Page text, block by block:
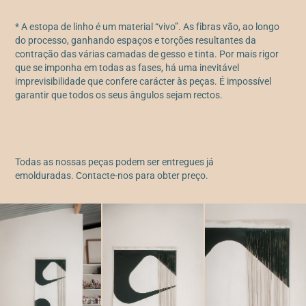
* A estopa de linho é um material “vivo”. As fibras vão, ao longo
do processo, ganhando espaços e torções resultantes da
contração das várias camadas de gesso e tinta. Por mais rigor
que se imponha em todas as fases, há uma inevitável
imprevisibilidade que confere carácter às peças. É impossível
garantir que todos os seus ângulos sejam rectos.
Todas as nossas peças podem ser entregues já
emolduradas. Contacte-nos para obter preço.